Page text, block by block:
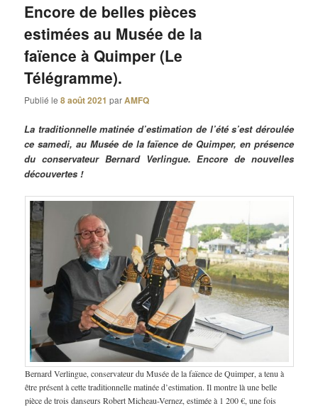
Encore de belles pièces
estimées au Musée de la
faïence à Quimper (Le
Télégramme).
Publié le8 août 2021 parAMFQ
La traditionnelle matinée d’estimation de l’été s’est déroulée
ce samedi, au Musée de la faïence de Quimper, en présence
du conservateur Bernard Verlingue. Encore de nouvelles
découvertes !
Bernard Verlingue, conservateur du Musée de la faïence de Quimper, a tenu à
être présent à cette traditionnelle matinée d’estimation. Il montre là une belle
pièce de trois danseurs Robert Micheau-Vernez, estimée à 1 200 €, une fois